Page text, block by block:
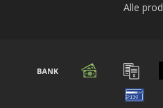
Alle